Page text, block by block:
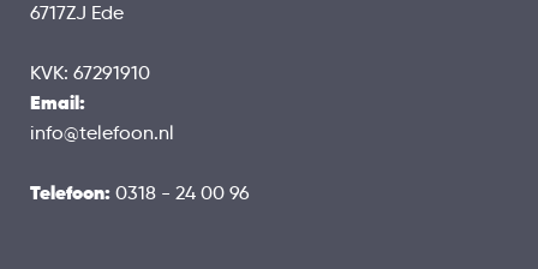
6717ZJ Ede
KVK: 67291910
Email:
info@telefoon.nl
Telefoon: 0318 - 24 00 96